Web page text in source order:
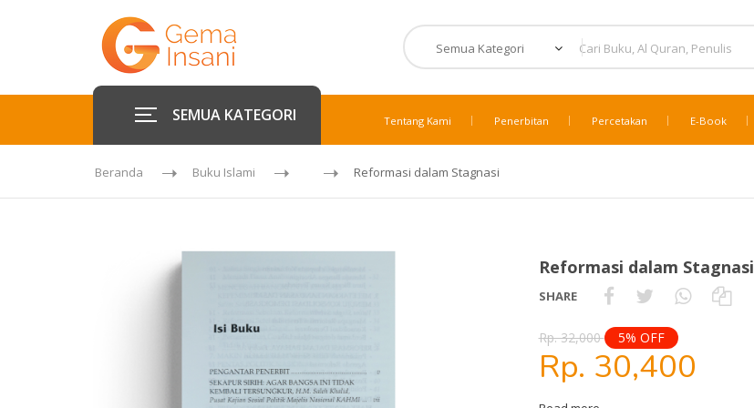
SEMUA KATEGORI Tentang Kami Penerbitan Percetakan E-Book
Beranda Buku Islami Reformasi dalam Stagnasi
Reformasi dalam Stagnasi
SHARE
Rp. 32,000 5% OFF
Rp. 30,400